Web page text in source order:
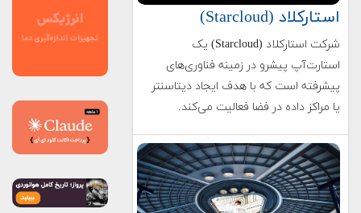
استارکلاد (Starcloud)
شرکت استارکلاد (Starcloud) یک
استارت‌آپ پیشرو در زمینه فناوری‌های
پیشرفته است که با هدف ایجاد دیتاسنتر
یا مراکز داده در فضا فعالیت می‌کند.